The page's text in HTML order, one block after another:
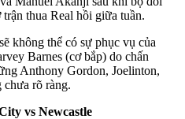
thua Real hồi giữa tuần.
không thể có sự phục vụ của
Barnes (cơ bắp) do chấn
Anthony Gordon, Joelinton,
chưa rõ ràng.
vs Newcastle